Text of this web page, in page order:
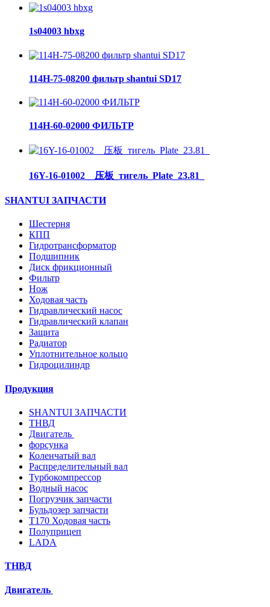
1s04003 hbxg
114H-75-08200 фильтр shantui SD17
114H-60-02000 ФИЛЬТР
16Y-16-01002__压板_тигель_Plate_23.81_
SHANTUI ЗАПЧАСТИ
Шестерня
КПП
Гидротрансформатор
Подшипник
Диск фрикционный
Фильтр
Нож
Ходовая часть
Гидравлический насос
Гидравлический клапан
Защита
Радиатор
Уплотнительное кольцо
Гидроцилиндр
Продукция
SHANTUI ЗАПЧАСТИ
ТНВД
Двигатель
форсунка
Коленчатый вал
Распределительный вал
Турбокомпрессор
Водный насос
Погрузчик запчасти
Бульдозер запчасти
T170 Ходовая часть
Полуприцеп
LADA
ТНВД
Двигатель